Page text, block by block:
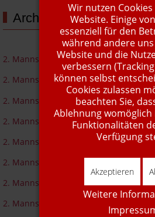
Archiv
2. Mannschaft 25/26
2. Mannschaft 24/25
2. Mannschaft 23/24
2. Mannschaft 22/23
2. Mannschaft 21/22
2. Mannschaft 19/21
2. Mannschaft 18/19
2. Mannschaft 17/18
Wir nutzen
Website. Einige
essenziell für den
während andere
Website und die
verbessern
können selbst
Cookies zulassen
beachten Sie,
Ablehnung
Funktionalitäten
Verfügung
Akzeptieren
Weitere